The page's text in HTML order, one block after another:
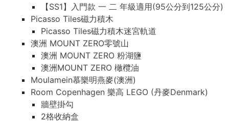
【SS1】入門款 一 二 年級適用(95公分到125公分)
Picasso Tiles磁力積木
Picasso Tiles磁力積木迷宮軌道
澳洲 MOUNT ZERO零號山
澳洲 MOUNT ZERO 粉湖鹽
澳洲MOUNT ZERO 橄欖油
Moulamein慕樂明燕麥(澳洲)
Room Copenhagen 樂高 LEGO (丹麥Denmark)
牆壁掛勾
2格收納盒